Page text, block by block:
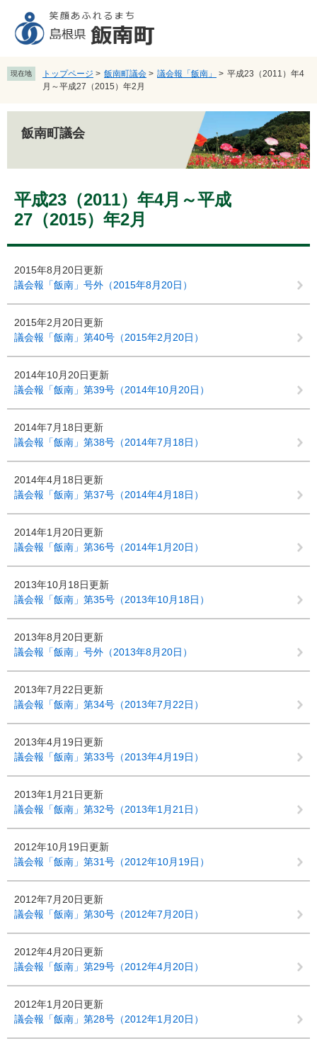
先
頭
す
を
飛
し
へ
現在地 トップページ > 飯南町議会 > 議会報「飯南」 > 平成23（2011）年4
月～平成27（2015）年2月
飯南町議会
文平成23（2011）年4月～平成
27（2015）年2月
2015年8月20日更新
議会報「飯南」号外（2015年8月20日）
2015年2月20日更新
議会報「飯南」第40号（2015年2月20日）
2014年10月20日更新
議会報「飯南」第39号（2014年10月20日）
2014年7月18日更新
議会報「飯南」第38号（2014年7月18日）
2014年4月18日更新
議会報「飯南」第37号（2014年4月18日）
2014年1月20日更新
議会報「飯南」第36号（2014年1月20日）
2013年10月18日更新
議会報「飯南」第35号（2013年10月18日）
2013年8月20日更新
議会報「飯南」号外（2013年8月20日）
2013年7月22日更新
議会報「飯南」第34号（2013年7月22日）
2013年4月19日更新
議会報「飯南」第33号（2013年4月19日）
2013年1月21日更新
議会報「飯南」第32号（2013年1月21日）
2012年10月19日更新
議会報「飯南」第31号（2012年10月19日）
2012年7月20日更新
議会報「飯南」第30号（2012年7月20日）
2012年4月20日更新
議会報「飯南」第29号（2012年4月20日）
2012年1月20日更新
議会報「飯南」第28号（2012年1月20日）